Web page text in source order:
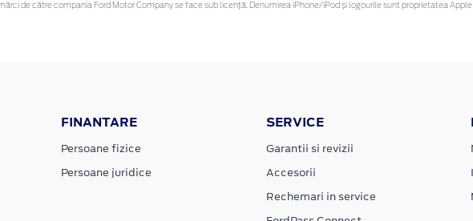
de către compania Ford Motor Company se face sub licență. Denumirea iPhone/iPod și logourile sunt proprietatea
FINANTARE
Persoane fizice
Persoane juridice
SERVICE
Garantii si revizii
Accesorii
Rechemari in service